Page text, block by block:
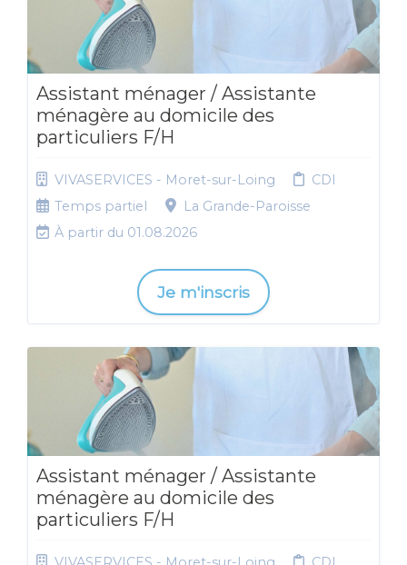
Assistant ménager / Assistante
ménagère au domicile des
particuliers F/H
VIVASERVICES - Moret-sur-Loing
CDI
Temps partiel
La Grande-Paroisse
À partir du 01.08.2026
Je m'inscris
Assistant ménager / Assistante
ménagère au domicile des
particuliers F/H